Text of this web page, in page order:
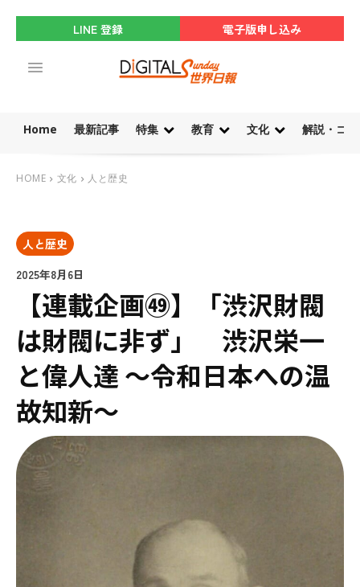
LINE 登録 電子版申し込み
Home 最新記事 特集 教育 文化 解説・コ
HOME 文化 人と歴史
人と歴史
2025年8月6日
【連載企画㊾】「渋沢財閥
は財閥に非ず」 渋沢栄一
と偉人達 ～令和日本への温
故知新～